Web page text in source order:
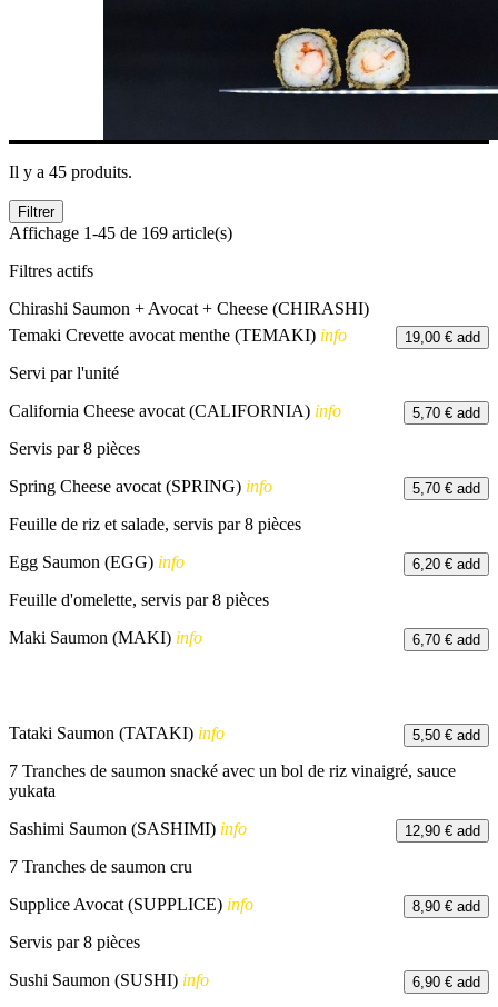
Il y a 45 produits.
Filtrer
Affichage 1-45 de 169 article(s)
Filtres actifs
Chirashi Saumon + Avocat + Cheese (CHIRASHI)
19,00 € add
Temaki Crevette avocat menthe (TEMAKI) info
Servi par l'unité
5,70 € add
California Cheese avocat (CALIFORNIA) info
Servis par 8 pièces
5,70 € add
Spring Cheese avocat (SPRING) info
Feuille de riz et salade, servis par 8 pièces
6,20 € add
Egg Saumon (EGG) info
Feuille d'omelette, servis par 8 pièces
6,70 € add
Maki Saumon (MAKI) info
5,50 € add
Tataki Saumon (TATAKI) info
7 Tranches de saumon snacké avec un bol de riz vinaigré, sauce
yukata
12,90 € add
Sashimi Saumon (SASHIMI) info
7 Tranches de saumon cru
8,90 € add
Supplice Avocat (SUPPLICE) info
Servis par 8 pièces
6,90 € add
Sushi Saumon (SUSHI) info